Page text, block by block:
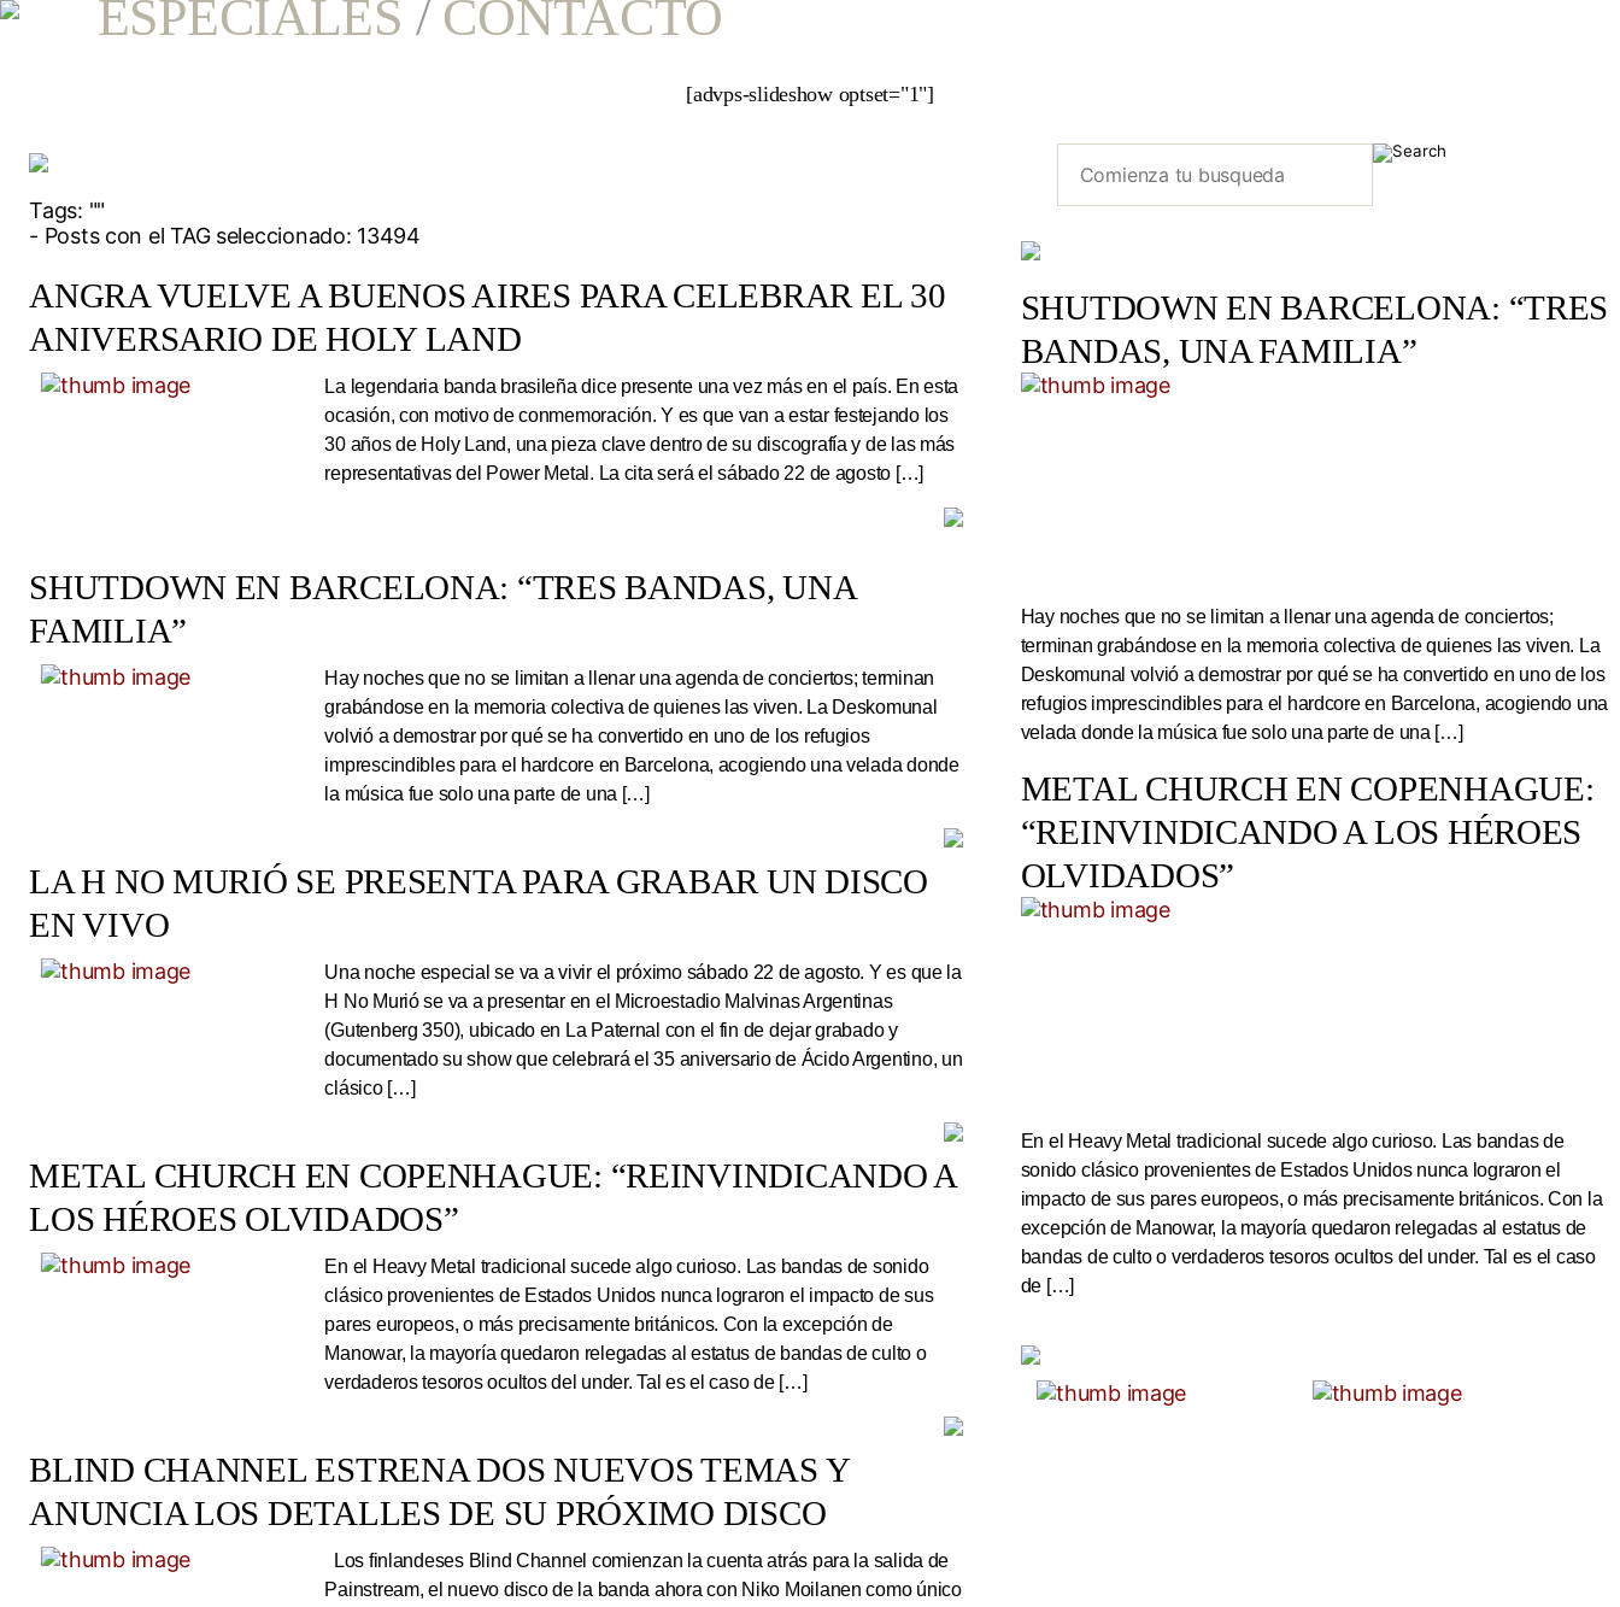
ESPECIALES / CONTACTO
[advps-slideshow optset="1"]
Tags: ""
- Posts con el TAG seleccionado: 13494
ANGRA VUELVE A BUENOS AIRES PARA CELEBRAR EL 30
ANIVERSARIO DE HOLY LAND
La legendaria banda brasileña dice presente una vez más en el país. En esta
ocasión, con motivo de conmemoración. Y es que van a estar festejando los
30 años de Holy Land, una pieza clave dentro de su discografía y de las más
representativas del Power Metal. La cita será el sábado 22 de agosto […]
SHUTDOWN EN BARCELONA: “TRES BANDAS, UNA
FAMILIA”
Hay noches que no se limitan a llenar una agenda de conciertos; terminan
grabándose en la memoria colectiva de quienes las viven. La Deskomunal
volvió a demostrar por qué se ha convertido en uno de los refugios
imprescindibles para el hardcore en Barcelona, acogiendo una velada donde
la música fue solo una parte de una […]
LA H NO MURIÓ SE PRESENTA PARA GRABAR UN DISCO
EN VIVO
Una noche especial se va a vivir el próximo sábado 22 de agosto. Y es que la
H No Murió se va a presentar en el Microestadio Malvinas Argentinas
(Gutenberg 350), ubicado en La Paternal con el fin de dejar grabado y
documentado su show que celebrará el 35 aniversario de Ácido Argentino, un
clásico […]
METAL CHURCH EN COPENHAGUE: “REINVINDICANDO A
LOS HÉROES OLVIDADOS”
En el Heavy Metal tradicional sucede algo curioso. Las bandas de sonido
clásico provenientes de Estados Unidos nunca lograron el impacto de sus
pares europeos, o más precisamente británicos. Con la excepción de
Manowar, la mayoría quedaron relegadas al estatus de bandas de culto o
verdaderos tesoros ocultos del under. Tal es el caso de […]
BLIND CHANNEL ESTRENA DOS NUEVOS TEMAS Y
ANUNCIA LOS DETALLES DE SU PRÓXIMO DISCO
Los finlandeses Blind Channel comienzan la cuenta atrás para la salida de
Painstream, el nuevo disco de la banda ahora con Niko Moilanen como único
SHUTDOWN EN BARCELONA: “TRES
BANDAS, UNA FAMILIA”
Hay noches que no se limitan a llenar una agenda de conciertos;
terminan grabándose en la memoria colectiva de quienes las viven. La
Deskomunal volvió a demostrar por qué se ha convertido en uno de los
refugios imprescindibles para el hardcore en Barcelona, acogiendo una
velada donde la música fue solo una parte de una […]
METAL CHURCH EN COPENHAGUE:
“REINVINDICANDO A LOS HÉROES
OLVIDADOS”
En el Heavy Metal tradicional sucede algo curioso. Las bandas de
sonido clásico provenientes de Estados Unidos nunca lograron el
impacto de sus pares europeos, o más precisamente británicos. Con la
excepción de Manowar, la mayoría quedaron relegadas al estatus de
bandas de culto o verdaderos tesoros ocultos del under. Tal es el caso
de […]